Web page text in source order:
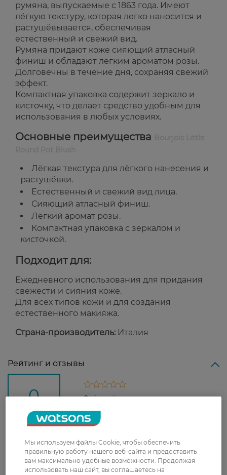
румяна, выпускаемые с 1863 года. Имеют
лёгкую текстуру, которая легко наносится и
растушёвывается, обеспечивая
естественный и свежий вид.
Румяна придают коже сияющий атласный
финиш и обладают лёгким ароматом розы.
Долговечны в течение дня, сохраняя свежий
эффект.
Компактная упаковка содержит зеркало и
кисточку, что делает средство удобным для
использования в любых условиях.
Основные преимущества
Лёгкая текстура для лёгкого нанесения и
растушёвки.
Естественный и свежий вид лица.
Сияющий атласный финиш.
Лёгкий аромат розы.
Компактная упаковка с зеркалом и
кисточкой.
Подходит для:
Ежедневного использования для придания
свежести и сияния коже.
Для всех типов кожи и для создания
естественного макияжа.
Страна-производитель: Италия
Рейтинг и отзывы
0
З 0 відгуків
0 відгуків
Доставка
Мы используем файлы Cookie, чтобы обеспечить
правильную работу нашего веб-сайта и предоставить
вам максимально удобные возможности. Продолжая
использовать наш сайт, вы соглашаетесь на